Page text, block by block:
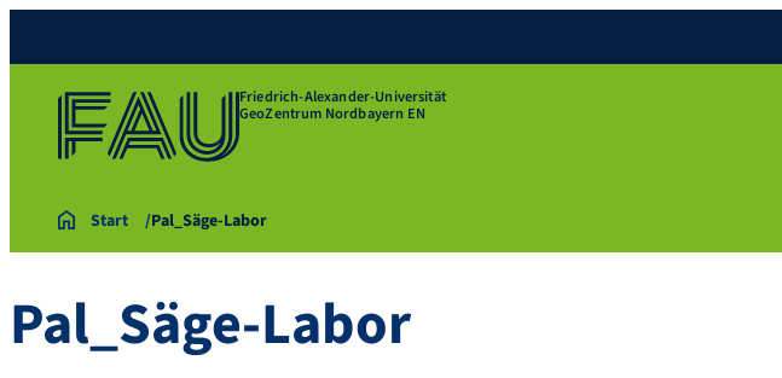
Friedrich-Alexander-Universität
GeoZentrum Nordbayern EN
Start Pal_Säge-Labor
Pal_Säge-Labor